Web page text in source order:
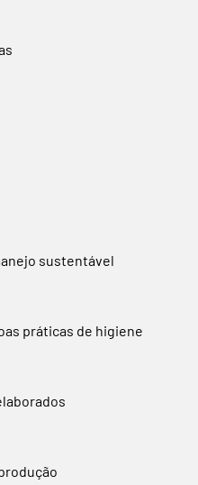
sustentável
práticas de higiene